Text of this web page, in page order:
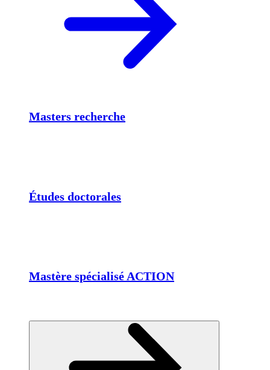
Masters recherche
Études doctorales
Mastère spécialisé ACTION